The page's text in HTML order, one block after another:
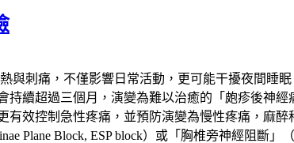
與刺痛，不僅影響日常活動，更可能干擾夜間睡
續超過三個月，演變為難以治癒的「皰疹後神經
效控制急性疼痛，並預防演變為慢性疼痛，麻
Plane Block, ESP block）或「胸椎旁神經阻斷」